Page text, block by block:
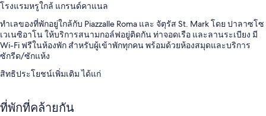
โรงแรมหรูใกล้ แกรนด์คาแนล
ทำเลของที่พักอยู่ใกล้กับ Piazzalle Roma และ จัตุรัส St. Mark โดย ปาลาซโซ
เวเนซิอาโน ให้บริการสนามกอล์ฟอยู่ติดกัน ท่าจอดเรือ และลานระเบียง มี
Wi-Fi ฟรีในห้องพัก สำหรับผู้เข้าพักทุกคน พร้อมด้วยห้องสมุดและบริการ
ซักรีด/ซักแห้ง
สิทธิประโยชน์เพิ่มเติม ได้แก่
เด็ก (คิดค่าบริการ)
ที่พักที่คล้ายกัน